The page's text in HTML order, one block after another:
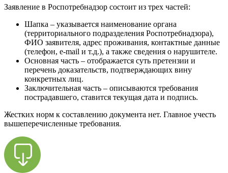
Заявление в Роспотребнадзор состоит из трех частей:
Шапка – указывается наименование органа
(территориального подразделения Роспотребнадзора),
ФИО заявителя, адрес проживания, контактные данные
(телефон, e-mail и т.д.), а также сведения о нарушителе.
Основная часть – отображается суть претензии и
перечень доказательств, подтверждающих вину
конкретных лиц.
Заключительная часть – описываются требования
пострадавшего, ставится текущая дата и подпись.
Жестких норм к составлению документа нет. Главное учесть
вышеперечисленные требования.